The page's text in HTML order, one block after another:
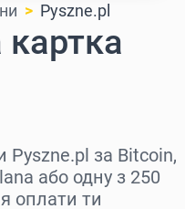
Pyszne.pl
Pyszne.pl за Bitcoin,
або одну з 250
оплати ти